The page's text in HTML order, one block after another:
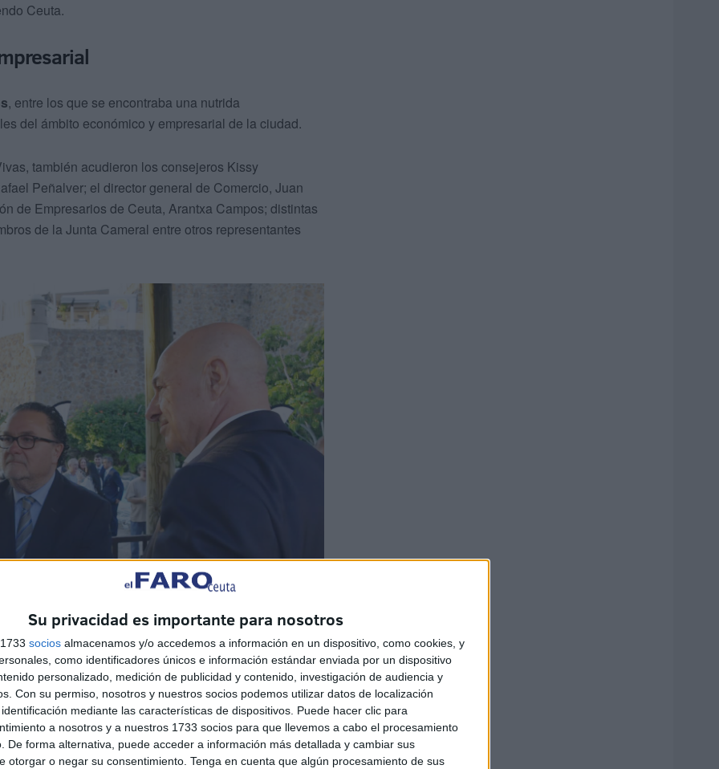
Su privacidad es importante para nosotros
socios almacenamos y/o accedemos a información en un dispositivo, como cookies, y
como identificadores únicos e información estándar enviada por un dispositivo
personalizado, medición de publicidad y contenido, investigación de audiencia y
Con su permiso, nosotros y nuestros socios podemos utilizar datos de localización
mediante las características de dispositivos. Puede hacer clic para
a nosotros y a nuestros 1733 socios para que llevemos a cabo el procesamiento
De forma alternativa, puede acceder a información más detallada y cambiar sus
otorgar o negar su consentimiento. Tenga en cuenta que algún procesamiento de sus
Ceuta.
, entre los que se encontraba una nutrida
del ámbito económico y empresarial de la ciudad.
también acudieron los consejeros Kissy
Peñalver; el director general de Comercio, Juan
de Empresarios de Ceuta, Arantxa Campos; distintas
de la Junta Cameral entre otros representantes